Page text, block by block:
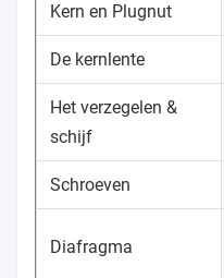
Kern en Plugnut
De kernlente
Het verzegelen &
schijf
Schroeven
Diafragma